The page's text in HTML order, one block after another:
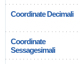
Coordinate Decimali
Coordinate
Sessagesimali